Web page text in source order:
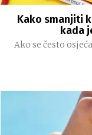
Kako smanjiti
kada
Ako se često